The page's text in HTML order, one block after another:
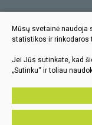
©
Mūsų svetainė naudoja
statistikos ir rinkodaros
Jei Jūs sutinkate, kad
„Sutinku“ ir toliau